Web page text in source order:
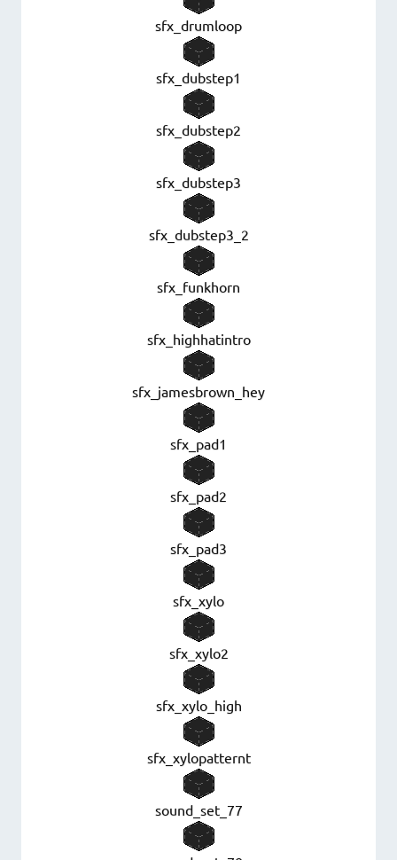
sfx_drumloop
sfx_dubstep1
sfx_dubstep2
sfx_dubstep3
sfx_dubstep3_2
sfx_funkhorn
sfx_highhatintro
sfx_jamesbrown_hey
sfx_pad1
sfx_pad2
sfx_pad3
sfx_xylo
sfx_xylo2
sfx_xylo_high
sfx_xylopatternt
sound_set_77